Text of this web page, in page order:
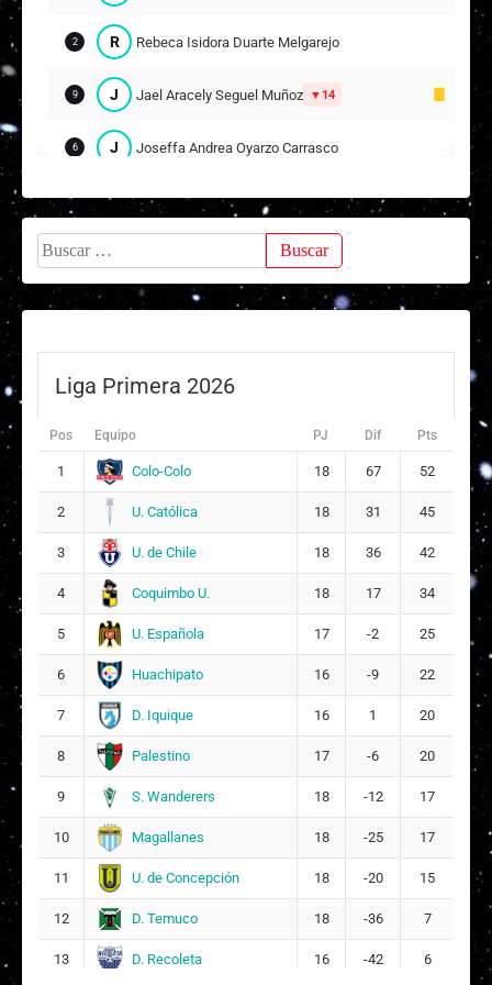
2 R Rebeca Isidora Duarte Melgarejo
9 J Jael Aracely Seguel Muñoz 14
6 J Joseffa Andrea Oyarzo Carrasco
1 F Florencia Antonella Roa Rojas
Renata Antonia Inostroza Vergara
Buscar:
Liga Primera 2026
Pos Equipo PJ Dif Pts
1 Colo-Colo 18 67 52
2 U. Católica 18 31 45
3 U. de Chile 18 36 42
4 Coquimbo U. 18 17 34
5 U. Española 17 -2 25
6 Huachipato 16 -9 22
7 D. Iquique 16 1 20
8 Palestino 17 -6 20
9 S. Wanderers 18 -12 17
10 Magallanes 18 -25 17
11 U. de Concepción 18 -20 15
12 D. Temuco 18 -36 7
13 D. Recoleta 16 -42 6